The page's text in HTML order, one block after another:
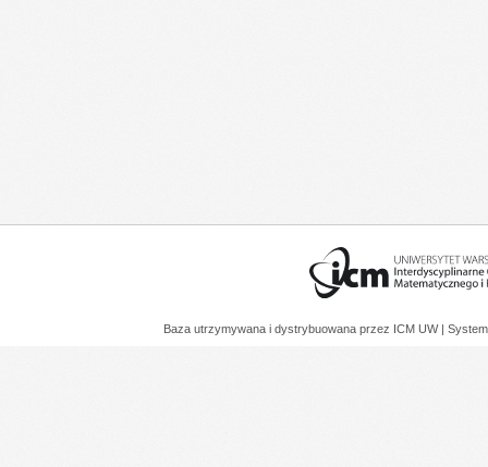
Baza utrzymywana i dystrybuowana przez ICM UW |